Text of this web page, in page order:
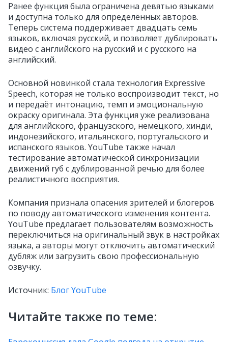
Ранее функция была ограничена девятью языками
и доступна только для определённых авторов.
Теперь система поддерживает двадцать семь
языков, включая русский, и позволяет дублировать
видео с английского на русский и с русского на
английский.
Основной новинкой стала технология Expressive
Speech, которая не только воспроизводит текст, но
и передаёт интонацию, темп и эмоциональную
окраску оригинала. Эта функция уже реализована
для английского, французского, немецкого, хинди,
индонезийского, итальянского, португальского и
испанского языков. YouTube также начал
тестирование автоматической синхронизации
движений губ с дублированной речью для более
реалистичного восприятия.
Компания признала опасения зрителей и блогеров
по поводу автоматического изменения контента.
YouTube предлагает пользователям возможность
переключиться на оригинальный звук в настройках
языка, а авторы могут отключить автоматический
дубляж или загрузить свою профессиональную
озвучку.
Источник: Блог YouTube
Читайте также по теме: